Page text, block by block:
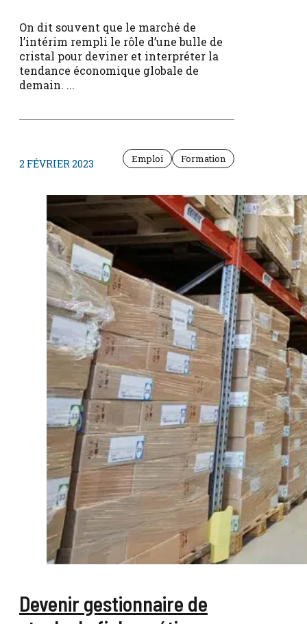
On dit souvent que le marché de
l’intérim rempli le rôle d’une bulle de
cristal pour deviner et interpréter la
tendance économique globale de
demain. ...
2 FÉVRIER 2023 Emploi Formation
Devenir gestionnaire de